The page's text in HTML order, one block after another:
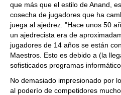
que más que el estilo de Anand,
cosecha de jugadores que ha
juega al ajedrez. "Hace unos 50
un ajedrecista era de
jugadores de 14 años se están
Maestros. Esto es debido a (la
sofisticados programas
No demasiado impresionado por
al poderío de competidores